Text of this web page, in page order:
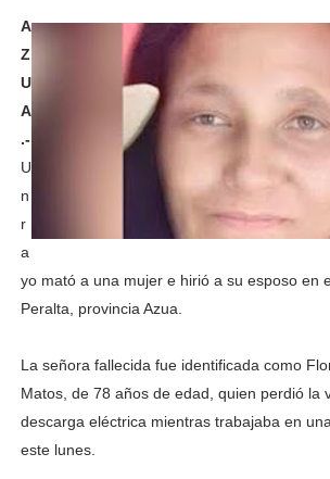
A
Z
U
A
.-
U
n
r
a
yo mató a una mujer e hirió a su esposo en
Peralta, provincia Azua.
La señora fallecida fue identificada como
Matos, de 78 años de edad, quien perdió la
descarga eléctrica mientras trabajaba en
este lunes.